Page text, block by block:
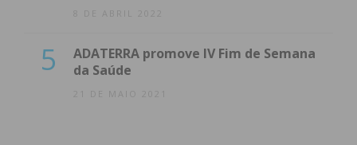
8 DE ABRIL 2022
5
ADATERRA promove IV Fim de Semana
da Saúde
21 DE MAIO 2021